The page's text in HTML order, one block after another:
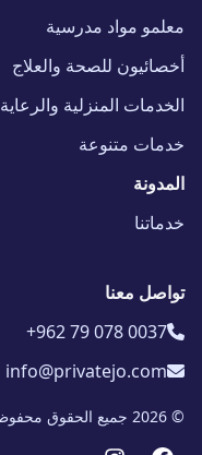
معلمو مواد مدرسية
أخصائيون للصحة والعلاج
الخدمات المنزلية والرعاية
خدمات متنوعة
المدونة
خدماتنا
تواصل معنا
+962 79 078 0037
info@privatejo.com
© 2026 جميع الحقوق محفوظة، برايفيت جو - الأردن.